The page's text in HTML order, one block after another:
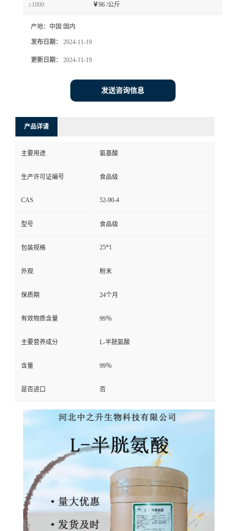
≥1000 ￥96 /公斤
产地： 中国 国内
发布日期： 2024-11-19
更新日期： 2024-11-19
发送咨询信息
产品详请
主要用途 氨基酸
生产许可证编号 食品级
CAS 52-90-4
型号 食品级
包装规格 25*1
外观 粉末
保质期 24个月
有效物质含量 99％
主要营养成分 L-半胱氨酸
含量 99％
是否进口 否